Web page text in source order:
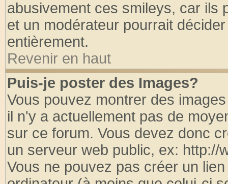
abusivement ces smileys, car ils
et un modérateur pourrait
entièrement.
Revenir en haut
Puis-je poster des Images?
Vous pouvez montrer des
il n'y a actuellement pas de
sur ce forum. Vous devez donc
un serveur web public, ex: http://
Vous ne pouvez pas créer un